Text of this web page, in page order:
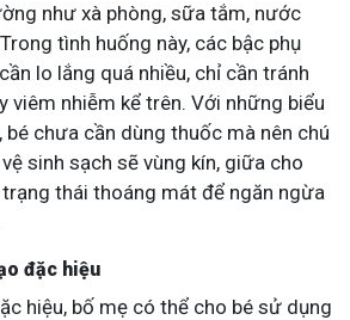
như xà phòng, sữa tắm, nước
tình huống này, các bậc phụ
lo lắng quá nhiều, chỉ cần tránh
viêm nhiễm kể trên. Với những biểu
bé chưa cần dùng thuốc mà nên chú
sinh sạch sẽ vùng kín, giữa cho
thái thoáng mát để ngăn ngừa
đặc hiệu
hiệu, bố mẹ có thể cho bé sử dụng